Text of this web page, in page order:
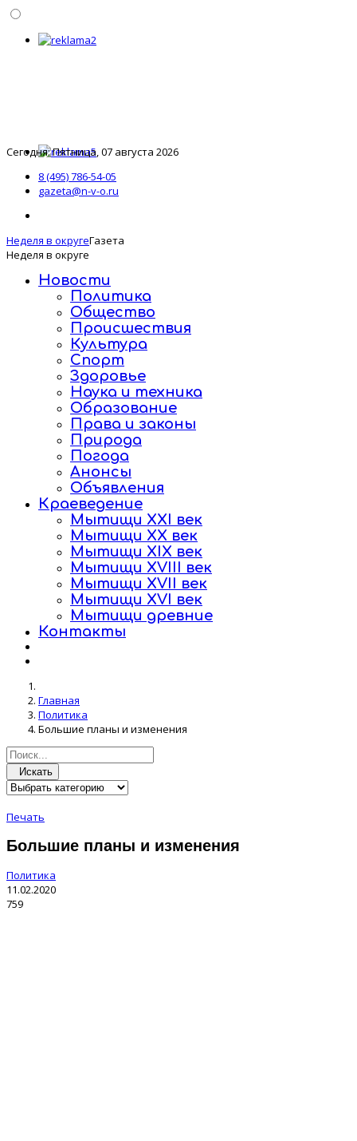
Сегодня: Пятница, 07 августа 2026
8 (495) 786-54-05
gazeta@n-v-o.ru
Неделя в округеГазета
Неделя в округе
Новости
Политика
Общество
Происшествия
Культура
Спорт
Здоровье
Наука и техника
Образование
Права и законы
Природа
Погода
Анонсы
Объявления
Краеведение
Мытищи XXI век
Мытищи XX век
Мытищи XIX век
Мытищи XVIII век
Мытищи XVII век
Мытищи XVI век
Мытищи древние
Контакты
Главная
Политика
Большие планы и изменения
Искать
Печать
Большие планы и изменения
Политика
11.02.2020
759